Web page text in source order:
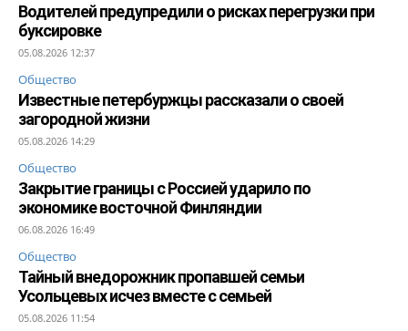
Водителей предупредили о рисках перегрузки при
буксировке
05.08.2026 12:37
Общество
Известные петербуржцы рассказали о своей
загородной жизни
05.08.2026 14:29
Общество
Закрытие границы с Россией ударило по
экономике восточной Финляндии
06.08.2026 16:49
Общество
Тайный внедорожник пропавшей семьи
Усольцевых исчез вместе с семьей
05.08.2026 11:54